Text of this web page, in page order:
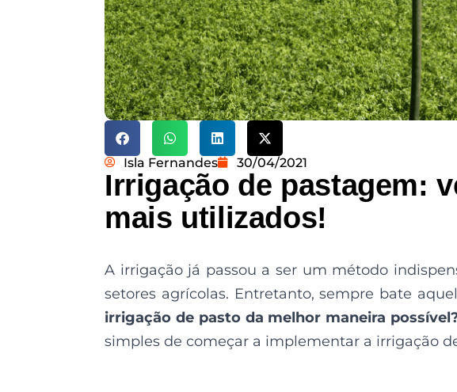
Isla Fernandes 30/04/2021
Irrigação de pastagem:
mais utilizados!
A irrigação já passou a ser um método
setores agrícolas. Entretanto, sempre bate
irrigação de pasto da melhor maneira possível
simples de começar a implementar a irrigação